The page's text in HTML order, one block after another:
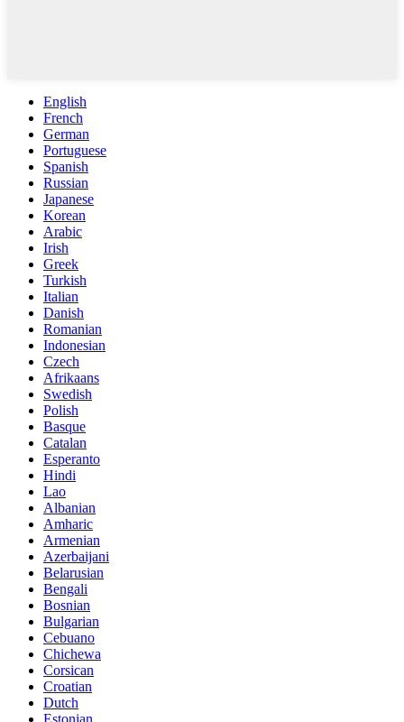
English
French
German
Portuguese
Spanish
Russian
Japanese
Korean
Arabic
Irish
Greek
Turkish
Italian
Danish
Romanian
Indonesian
Czech
Afrikaans
Swedish
Polish
Basque
Catalan
Esperanto
Hindi
Lao
Albanian
Amharic
Armenian
Azerbaijani
Belarusian
Bengali
Bosnian
Bulgarian
Cebuano
Chichewa
Corsican
Croatian
Dutch